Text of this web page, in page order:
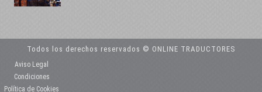
Todos los derechos reservados © ONLINE TRADUCTORES
Aviso Legal
Condiciones
Política de Cookies